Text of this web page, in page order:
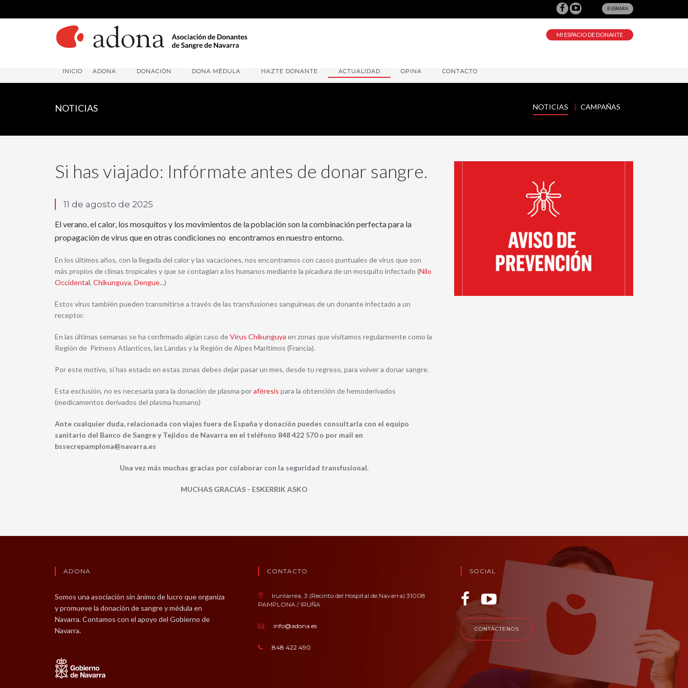
EUSKARA
MI ESPACIO DE DONANTE
INICIO ADONA DONACIÓN DONA MÉDULA HAZTE DONANTE ACTUALIDAD OPINA CONTACTO
NOTICIAS NOTICIAS CAMPAÑAS
Si has viajado: Infórmate antes de donar sangre.
11 de agosto de 2025
El verano, el calor, los mosquitos y los movimientos de la población son la combinación perfecta para la
propagación de virus que en otras condiciones no encontramos en nuestro entorno.
En los últimos años, con la llegada del calor y las vacaciones, nos encontramos con casos puntuales de virus que son
más propios de climas tropicales y que se contagian a los humanos mediante la picadura de un mosquito infectado (Nilo
Occidental, Chikunguya, Dengue...)
Estos virus también pueden transmitirse a través de las transfusiones sanguíneas de un donante infectado a un
receptor.
En las últimas semanas se ha confirmado algún caso deVirus Chikunguya en zonas que visitamos regularmente como la
Región de Pirineos Atlanticos, las Landas y la Región de Alpes Marítimos (Francia).
Por este motivo, si has estado en estas zonas debes dejar pasar un mes, desde tu regreso, para volver a donar sangre.
Esta exclusión, no es necesaria para la donación de plasma poraféresis para la obtención de hemoderivados
(medicamentos derivados del plasma humano)
Ante cualquier duda, relacionada con viajes fuera de España y donación puedes consultarla con el equipo
sanitario del Banco de Sangre y Tejidos de Navarra en el teléfono 848 422 570 o por mail en
bssecrepamplona@navarra.es
Una vez más muchas gracias por colaborar con la seguridad transfusional.
MUCHAS GRACIAS - ESKERRIK ASKO
ADONA
Somos una asociación sin ánimo de lucro que organiza
y promueve la donación de sangre y médula en
Navarra. Contamos con el apoyo del Gobierno de
Navarra.
CONTACTO
Irunlarrea, 3 (Recinto del Hospital de Navarra) 31008
PAMPLONA / IRUÑA
info@adona.es
848 422 490
SOCIAL
CONTÁCTENOS